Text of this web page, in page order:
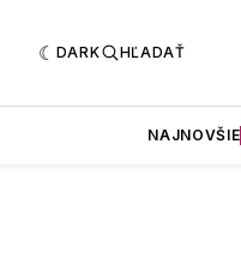
DARK HĽADAŤ
NAJNOVŠIE